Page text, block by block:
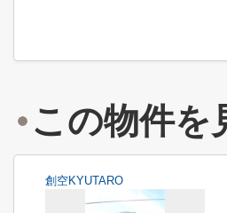
この物件を
創空KYUTARO